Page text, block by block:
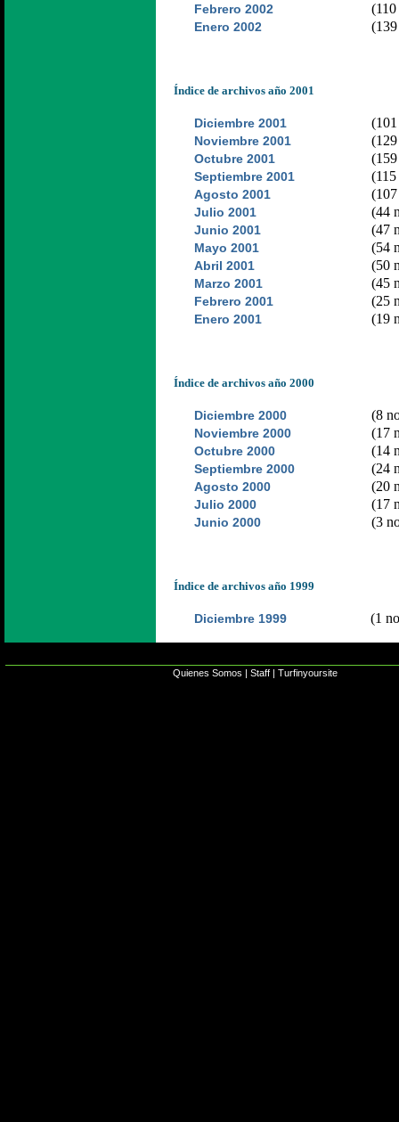
Febrero 2002
Enero 2002
Índice de archivos año 2001
Diciembre 2001
Noviembre 2001
Octubre 2001
Septiembre 2001
Agosto 2001
Julio 2001 (44
Junio 2001 (47
Mayo 2001 (54
Abril 2001 (50
Marzo 2001 (45
Febrero 2001 (25
Enero 2001 (19
Índice de archivos año 2000
Diciembre 2000 (8
Noviembre 2000 (17
Octubre 2000 (14
Septiembre 2000 (24
Agosto 2000 (20
Julio 2000 (17
Junio 2000 (3
Índice de archivos año 1999
Diciembre 1999 (1
Quienes Somos | Staff | Turfinyoursite